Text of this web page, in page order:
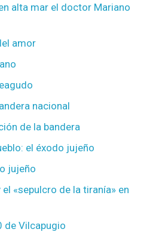
alta mar el doctor Mariano
amor
nacional
de la bandera
el éxodo jujeño
jujeño
«sepulcro de la tiranía» en
de Vilcapugio